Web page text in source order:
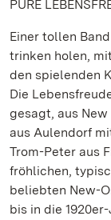
PURE
Einer tollen
trinken holen,
den spielenden
Die
gesagt, aus
aus Aulendorf
Trom-Peter aus
fröhlichen,
beliebten New-
bis in die